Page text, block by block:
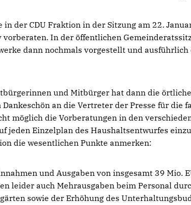
der CDU Fraktion in der Sitzung am 22.
In der öffentlichen
dann nochmals vorgestellt und
und Mitbürger hat dann die
an die Vertreter der Presse für die
möglich die Vorberatungen in den
jeden Einzelplan des Haushaltsentwurfes
die wesentlichen Punkte anmerken:
und Ausgaben von insgesamt 39 Mio.
leider auch Mehrausgaben beim Personal
sowie der Erhöhung des